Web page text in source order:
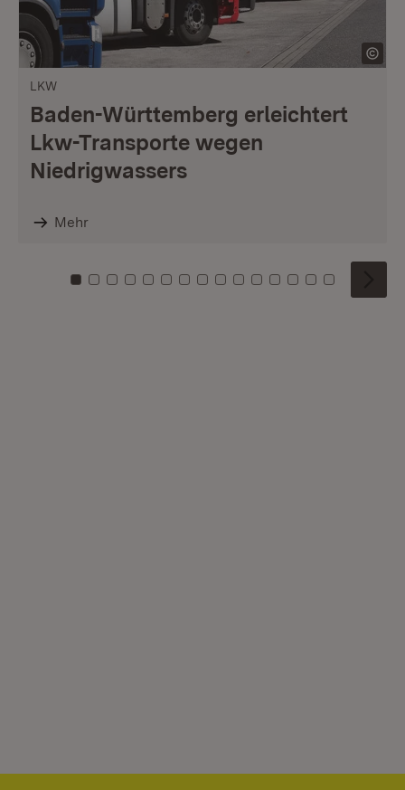
LKW
Baden-Württemberg erleichtert
Lkw-Transporte wegen
Niedrigwassers
Mehr
Zu Kachel: 0
Zu Kachel: 1
Zu Kachel: 2
Zu Kachel: 3
Zu Kachel: 4
Zu Kachel: 5
Zu Kachel: 6
Zu Kachel: 7
Zu Kachel: 8
Zu Kachel: 9
Zu Kachel: 10
Zu Kachel: 11
Zu Kachel: 12
Zu Kachel:
Zu